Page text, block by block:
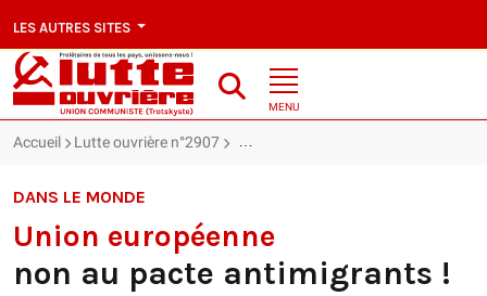
LES AUTRES SITES
MENU
Accueil Lutte ouvrière n°2907 Union européenne : non au pacte
DANS LE MONDE
Union européenne
non au pacte antimigrants !